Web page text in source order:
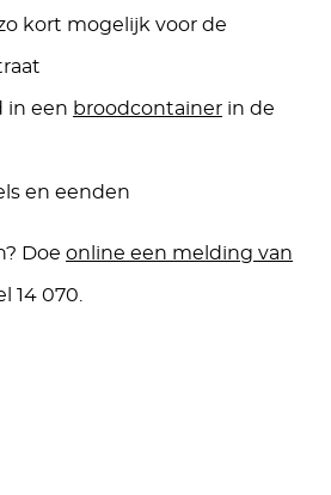
kort mogelijk voor de
in een broodcontainer in de
en eenden
Doe online een melding van
14 070.